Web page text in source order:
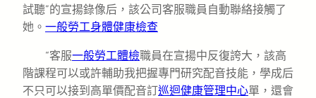
試聽”的宣揚錄像后，該公司客服職員自動聯絡接觸了
她。 一般勞工身體健康檢查
“客服一般勞工體檢職員在宣揚中反復誇大，該高
階課程可以或許輔助我把握專門研究配音技能，學成后
不只可以接到高單價配音訂巡迴健康管理中心單，還會